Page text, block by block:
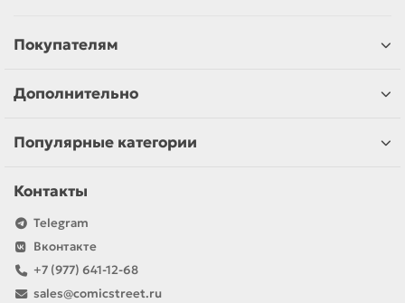
Покупателям
Дополнительно
Популярные категории
Контакты
Telegram
Вконтакте
+7 (977) 641-12-68
sales@comicstreet.ru